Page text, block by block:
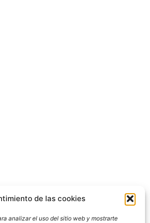
de las cookies
analizar el uso del sitio web y mostrarte